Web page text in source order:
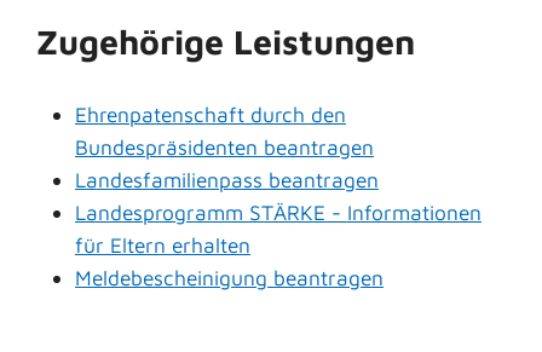
Zugehörige Leistungen
Ehrenpatenschaft durch den
Bundespräsidenten beantragen
Landesfamilienpass beantragen
Landesprogramm STÄRKE - Informationen
für Eltern erhalten
Meldebescheinigung beantragen